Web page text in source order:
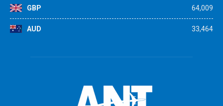
GBP 64,009
AUD 33,464